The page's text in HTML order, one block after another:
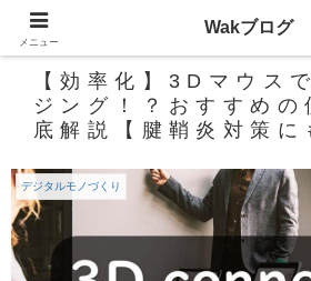
【効率化】3Dマウス
ジング！？おすすめの
底解説【腱鞘炎対策に
デジタルモノづくり
メニュー
Wakブログ